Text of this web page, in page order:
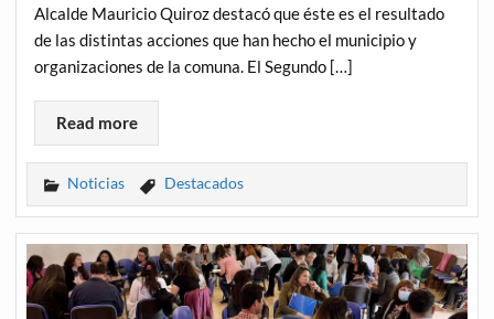
Alcalde Mauricio Quiroz destacó que éste es el resultado
de las distintas acciones que han hecho el municipio y
organizaciones de la comuna. El Segundo […]
Read more
Noticias Destacados